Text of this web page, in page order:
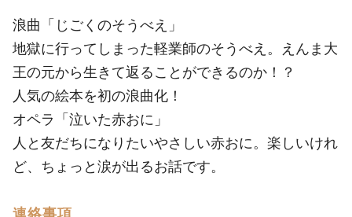
浪曲「じごくのそうべえ」
地獄に行ってしまった軽業師のそうべえ。えんま大
王の元から生きて返ることができるのか！？
人気の絵本を初の浪曲化！
オペラ「泣いた赤おに」
人と友だちになりたいやさしい赤おに。楽しいけれ
ど、ちょっと涙が出るお話です。
連絡事項